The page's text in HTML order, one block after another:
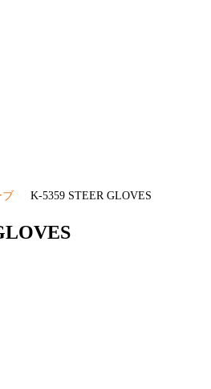
K-5359 STEER GLOVES